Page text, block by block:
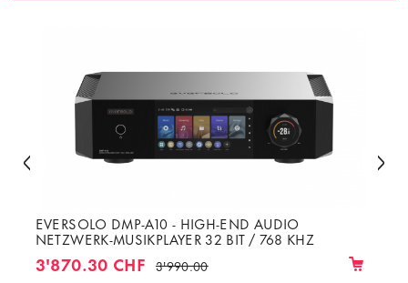
EVERSOLO DMP-A10 - HIGH-END AUDIO
NETZWERK-MUSIKPLAYER 32 BIT / 768 KHZ
3'870.30 CHF 3'990.00